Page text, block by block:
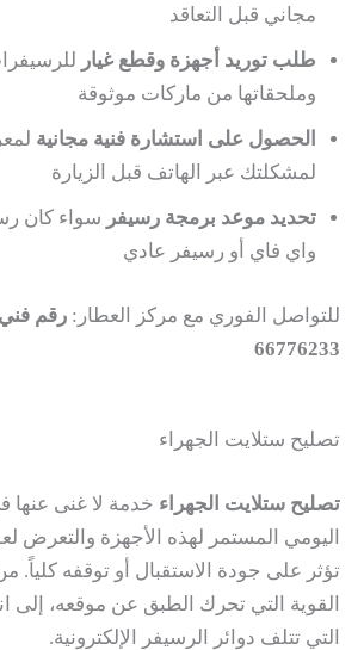
مجاني قبل التعاقد
طلب توريد أجهزة وقطع غيار
وملحقاتها من ماركات موثوقة
الحصول على استشارة فنية مجانية
لمشكلتك عبر الهاتف قبل الزيارة
تحديد موعد برمجة رسيفر سواء كان
واي فاي أو رسيفر عادي
للتواصل الفوري مع مركز العطار: رقم
66776233
تصليح ستلايت الجهراء
تصليح ستلايت الجهراء خدمة لا غنى
اليومي المستمر لهذه الأجهزة والتعرض
تؤثر على جودة الاستقبال أو توقفه كلياً.
القوية التي تحرك الطبق عن موقعه، إلى
التي تتلف دوائر الرسيفر الإلكترونية.